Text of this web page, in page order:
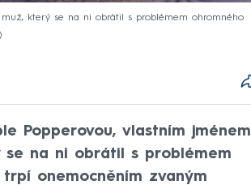
který se na ni obrátil s problémem ohromného
Popperovou, vlastním jménem
se na ni obrátil s problémem
onemocněním zvaným